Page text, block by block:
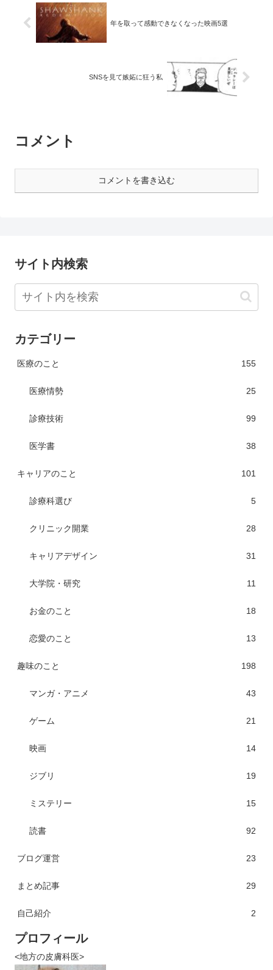
年を取って感動できなくなった映画5選
SNSを見て嫉妬に狂う私
コメント
コメントを書き込む
サイト内検索
カテゴリー
医療のこと 155
医療情勢 25
診療技術 99
医学書 38
キャリアのこと 101
診療科選び 5
クリニック開業 28
キャリアデザイン 31
大学院・研究 11
お金のこと 18
恋愛のこと 13
趣味のこと 198
マンガ・アニメ 43
ゲーム 21
映画 14
ジブリ 19
ミステリー 15
読書 92
ブログ運営 23
まとめ記事 29
自己紹介 2
プロフィール
<地方の皮膚科医>